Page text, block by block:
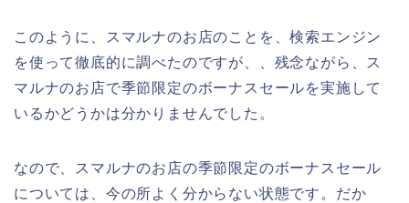
このように、スマルナのお店のことを、検索エンジン
を使って徹底的に調べたのですが、、残念ながら、ス
マルナのお店で季節限定のボーナスセールを実施して
いるかどうかは分かりませんでした。
なので、スマルナのお店の季節限定のボーナスセール
については、今の所よく分からない状態です。だか